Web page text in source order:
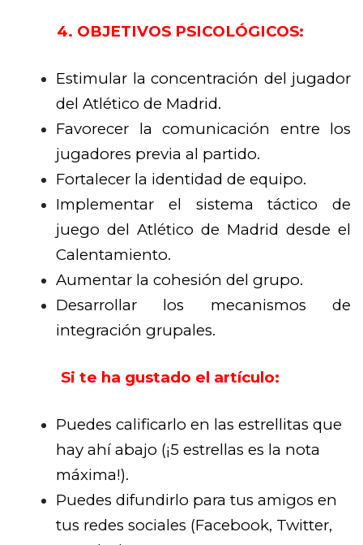
4. OBJETIVOS PSICOLÓGICOS:
Estimular la concentración del jugador
del Atlético de Madrid.
Favorecer la comunicación entre los
jugadores previa al partido.
Fortalecer la identidad de equipo.
Implementar el sistema táctico de
juego del Atlético de Madrid desde el
Calentamiento.
Aumentar la cohesión del grupo.
Desarrollar los mecanismos de
integración grupales.
Si te ha gustado el artículo:
Puedes calificarlo en las estrellitas que
hay ahí abajo (¡5 estrellas es la nota
máxima!).
Puedes difundirlo para tus amigos en
tus redes sociales (Facebook, Twitter,